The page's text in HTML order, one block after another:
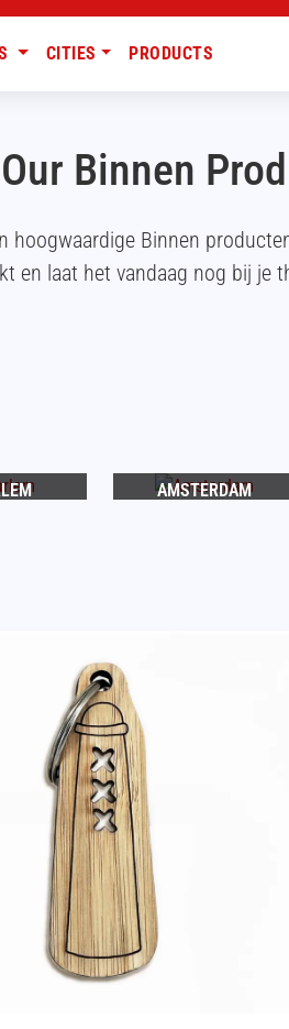
CITIES PRODUCTS
Binnen
Binnen
en laat het vandaag nog bij je
AMSTERDAM